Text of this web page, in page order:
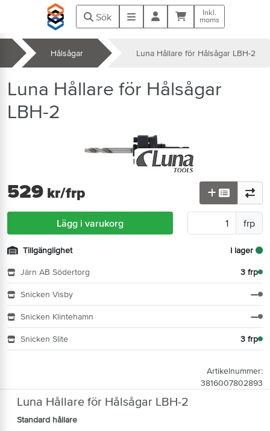
Hoppa till huvudinnehåll
Sök Meny Kundvagn
Inkl.
moms
Hålsågar Luna Hållare för Hålsågar LBH-2
Luna Hållare för Hålsågar LBH-2
Standard hållare
Luna Hållare för Hålsågar
LBH-2
529 kr/frp
Lägg i varukorg frp
Tillgänglighet I lager
Järn AB Södertorg 3 frp
Snicken Visby —
Snicken Klintehamn —
Snicken Slite 3 frp
Artikelnummer:
3816007802893